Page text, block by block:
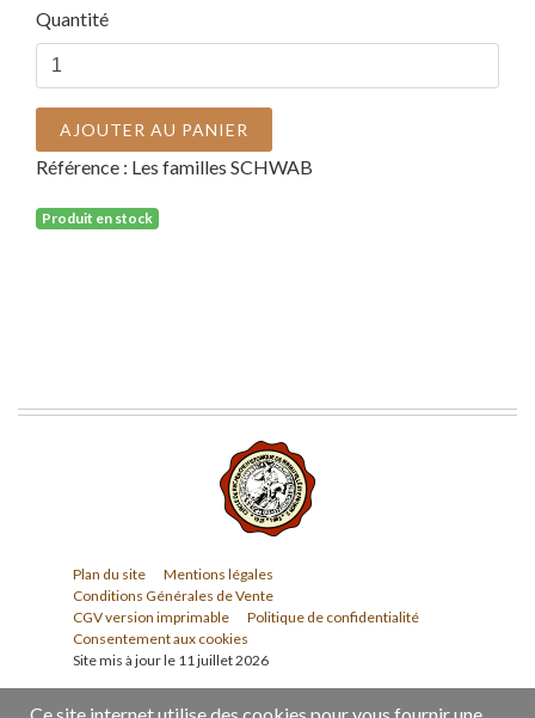
Quantité
AJOUTER AU PANIER
Référence : Les familles SCHWAB
Produit en stock
Plan du site
Mentions légales
Conditions Générales de Vente
CGV version imprimable
Politique de confidentialité
Consentement aux cookies
Site mis à jour le 11 juillet 2026